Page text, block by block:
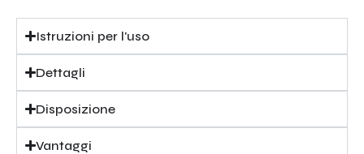
Istruzioni per l'uso
Dettagli
Disposizione
Vantaggi